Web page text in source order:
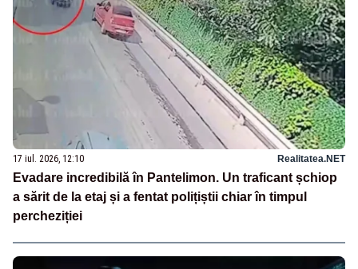
17 iul. 2026, 12:10 Realitatea.NET
Evadare incredibilă în Pantelimon. Un traficant șchiop
a sărit de la etaj și a fentat polițiștii chiar în timpul
percheziției